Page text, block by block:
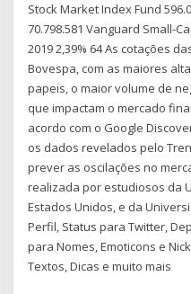
Stock Market Index Fund
70.798.581 Vanguard Small-
2019 2,39% 64 As cotações
Bovespa, com as maiores
papeis, o maior volume de
que impactam o mercado
acordo com o Google
os dados revelados pelo
prever as oscilações no
realizada por estudiosos da
Estados Unidos, e da
Perfil, Status para Twitter,
para Nomes, Emoticons e
Textos, Dicas e muito mais